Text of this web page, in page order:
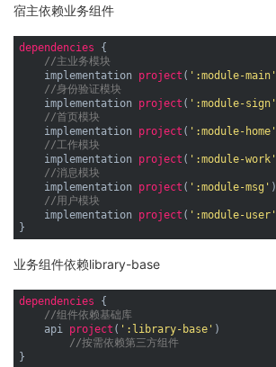
宿主依赖业务组件
dependencies {
//主业务模块
    implementation
project ( ':module-main'
//身份验证模块
    implementation
project ( ':module-sign'
//首页模块
    implementation
project ( ':module-home'
//工作模块
    implementation
project ( ':module-work'
//消息模块
    implementation
project ( ':module-msg' )
//用户模块
    implementation
project ( ':module-user'
业务组件依赖library-base
dependencies {
//组件依赖基础库
    api
project ( ':library-base' )
//按需依赖第三方组件